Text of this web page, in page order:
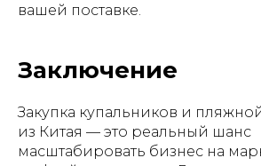
вашей поставке.
Заключение
Закупка купальников и
из Китая — это реальный шанс
масштабировать бизнес на